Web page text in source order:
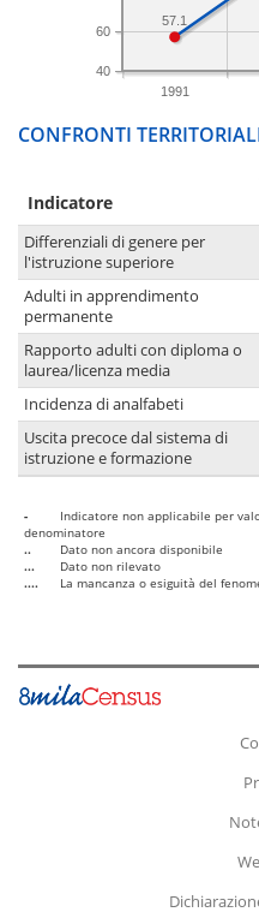
1991
40
60
57.1
CONFRONTI
Indicatore
Differenziali di genere per
l'istruzione superiore
Adulti in apprendimento
permanente
Rapporto adulti con diploma o
laurea/licenza media
Incidenza di analfabeti
Uscita precoce dal sistema di
istruzione e formazione
-
Indicatore non applicabile per
denominatore
..
Dato non ancora disponibile
...
Dato non rilevato
....
La mancanza o esiguità del